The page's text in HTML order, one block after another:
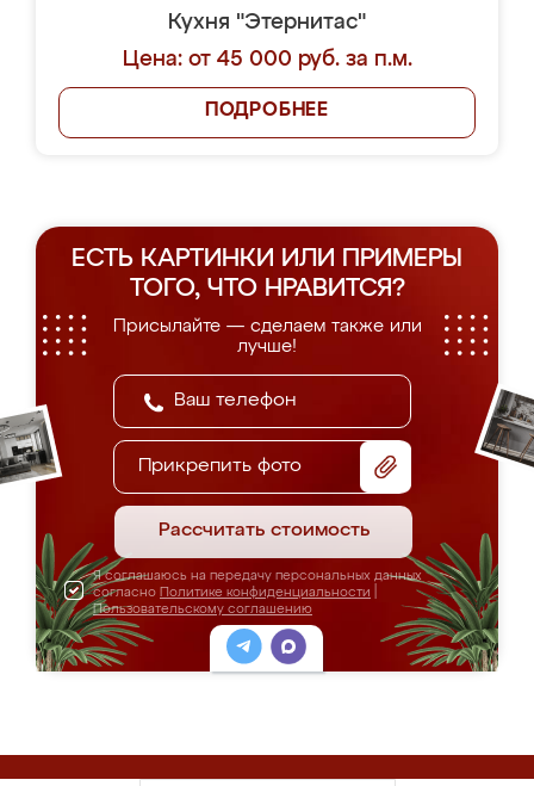
Кухня "Этернитас"
Цена: от 45 000 руб. за п.м.
ПОДРОБНЕЕ
ЕСТЬ КАРТИНКИ ИЛИ ПРИМЕРЫ
ТОГО, ЧТО НРАВИТСЯ?
Присылайте — сделаем также или
лучше!
Прикрепить фото
Рассчитать стоимость
Я соглашаюсь на передачу персональных данных
согласно Политике конфиденциальности
Пользовательскому соглашению